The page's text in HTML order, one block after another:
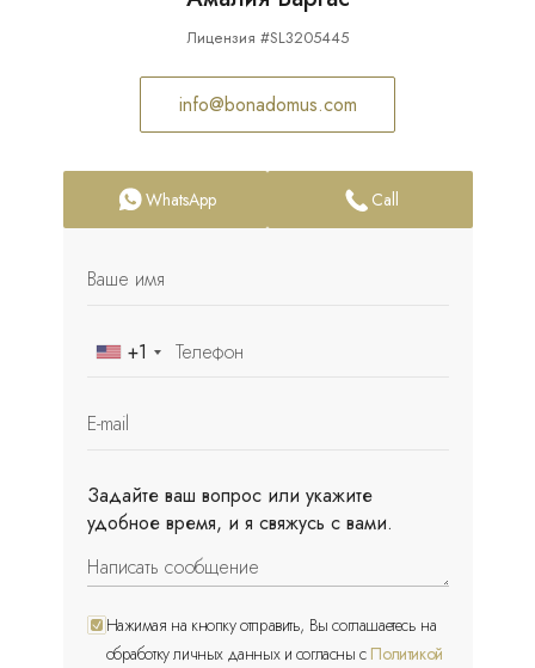
Лицензия #SL3205445
info@bonadomus.com
WhatsApp Call
United
+1
+1
Задайте ваш вопрос или укажите
удобное время, и я свяжусь с вами.
Нажимая на кнопку отправить, Вы соглашаетесь на
обработку личных данных и согласны с Политикой